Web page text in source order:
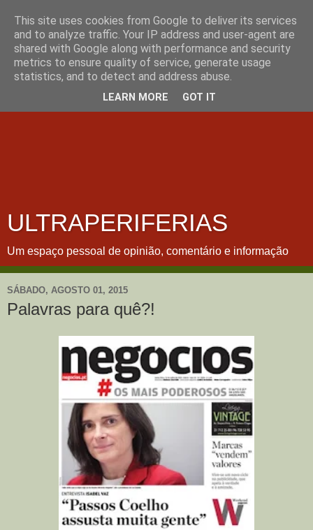
ULTRAPERIFERIAS
Um espaço pessoal de opinião, comentário e informação
SÁBADO, AGOSTO 01, 2015
Palavras para quê?!
This site uses cookies from Google to deliver its services
and to analyze traffic. Your IP address and user-agent are
shared with Google along with performance and security
metrics to ensure quality of service, generate usage
statistics, and to detect and address abuse.
LEARN MORE GOT IT